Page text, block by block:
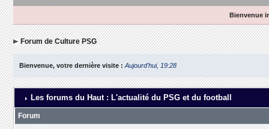
Bienvenue
Forum de Culture PSG
Bienvenue, votre dernière visite : Aujourd'hui, 19:28
Les forums du Haut : L'actualité du PSG et du football
Forum